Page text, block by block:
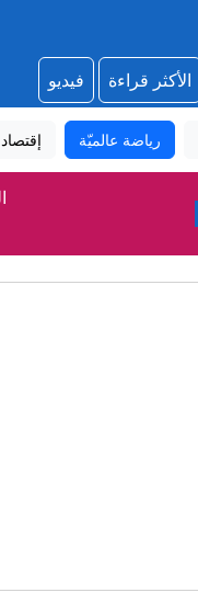
الأكثر قراءة فيديو
رياضة عالميّة إقتصاد